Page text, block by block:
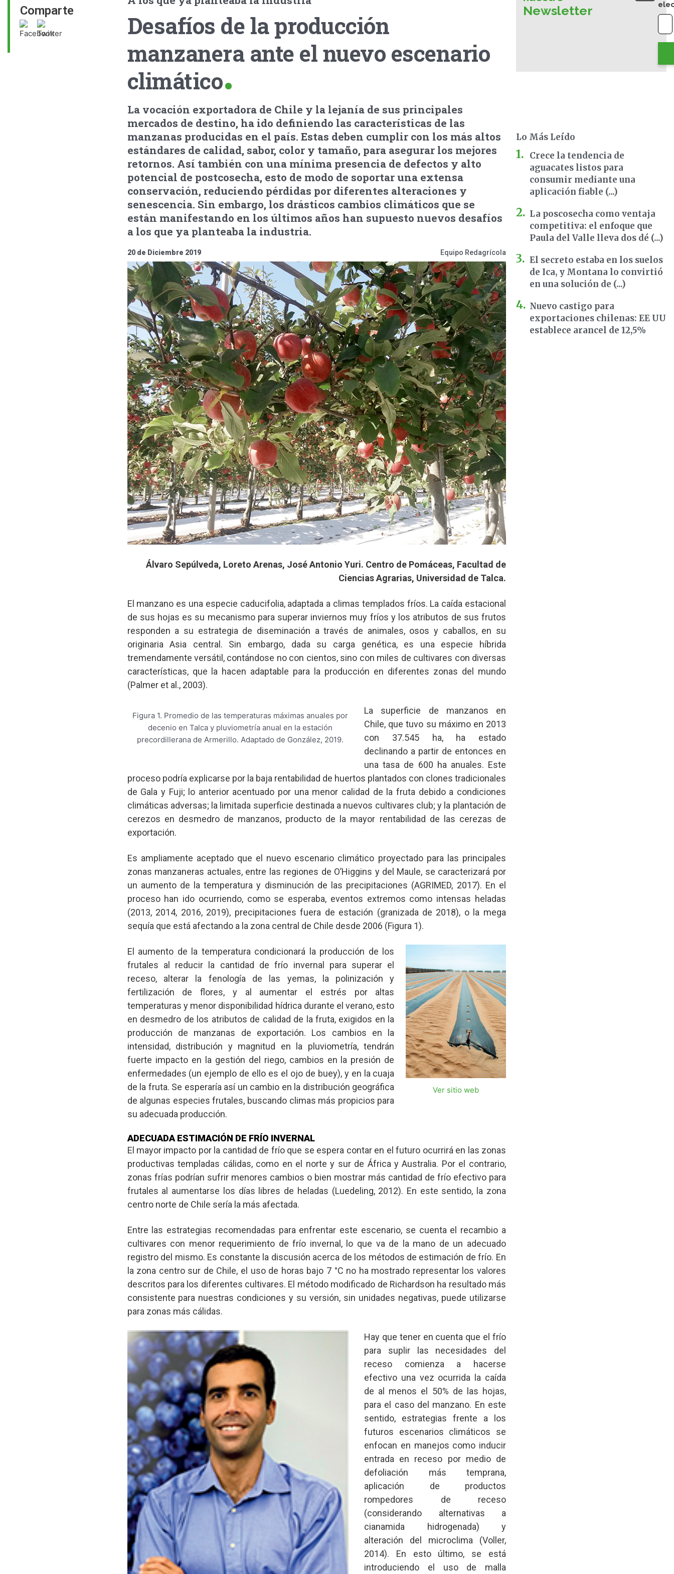
Comparte
Desafíos de la producción
manzanera ante el nuevo escenario
climático
La vocación exportadora de Chile y la lejanía de sus principales
mercados de destino, ha ido definiendo las características de las
manzanas producidas en el país. Estas deben cumplir con los más altos
estándares de calidad, sabor, color y tamaño, para asegurar los mejores
retornos. Así también con una mínima presencia de defectos y alto
potencial de postcosecha, esto de modo de soportar una extensa
conservación, reduciendo pérdidas por diferentes alteraciones y
senescencia. Sin embargo, los drásticos cambios climáticos que se
están manifestando en los últimos años han supuesto nuevos desafíos
a los que ya planteaba la industria.
20 de Diciembre 2019 Equipo Redagrícola
Álvaro Sepúlveda, Loreto Arenas, José Antonio Yuri. Centro de Pomáceas, Facultad de
Ciencias Agrarias, Universidad de Talca.
El manzano es una especie caducifolia, adaptada a climas templados fríos. La caída estacional
de sus hojas es su mecanismo para superar inviernos muy fríos y los atributos de sus frutos
responden a su estrategia de diseminación a través de animales, osos y caballos, en su
originaria Asia central. Sin embargo, dada su carga genética, es una especie híbrida
tremendamente versátil, contándose no con cientos, sino con miles de cultivares con diversas
características, que la hacen adaptable para la producción en diferentes zonas del mundo
(Palmer et al., 2003).
Figura 1. Promedio de las temperaturas máximas anuales por
decenio en Talca y pluviometría anual en la estación
precordillerana de Armerillo. Adaptado de González, 2019.
La superficie de manzanos en
Chile, que tuvo su máximo en 2013
con 37.545 ha, ha estado
declinando a partir de entonces en
una tasa de 600 ha anuales. Este
proceso podría explicarse por la baja rentabilidad de huertos plantados con clones tradicionales
de Gala y Fuji; lo anterior acentuado por una menor calidad de la fruta debido a condiciones
climáticas adversas; la limitada superficie destinada a nuevos cultivares club; y la plantación de
cerezos en desmedro de manzanos, producto de la mayor rentabilidad de las cerezas de
exportación.
Es ampliamente aceptado que el nuevo escenario climático proyectado para las principales
zonas manzaneras actuales, entre las regiones de O’Higgins y del Maule, se caracterizará por
un aumento de la temperatura y disminución de las precipitaciones (AGRIMED, 2017). En el
proceso han ido ocurriendo, como se esperaba, eventos extremos como intensas heladas
(2013, 2014, 2016, 2019), precipitaciones fuera de estación (granizada de 2018), o la mega
sequía que está afectando a la zona central de Chile desde 2006 (Figura 1).
Ver sitio web
El aumento de la temperatura condicionará la producción de los
frutales al reducir la cantidad de frío invernal para superar el
receso, alterar la fenología de las yemas, la polinización y
fertilización de flores, y al aumentar el estrés por altas
temperaturas y menor disponibilidad hídrica durante el verano, esto
en desmedro de los atributos de calidad de la fruta, exigidos en la
producción de manzanas de exportación. Los cambios en la
intensidad, distribución y magnitud en la pluviometría, tendrán
fuerte impacto en la gestión del riego, cambios en la presión de
enfermedades (un ejemplo de ello es el ojo de buey), y en la cuaja
de la fruta. Se esperaría así un cambio en la distribución geográfica
de algunas especies frutales, buscando climas más propicios para
su adecuada producción.
ADECUADA ESTIMACIÓN DE FRÍO INVERNAL
El mayor impacto por la cantidad de frío que se espera contar en el futuro ocurrirá en las zonas
productivas templadas cálidas, como en el norte y sur de África y Australia. Por el contrario,
zonas frías podrían sufrir menores cambios o bien mostrar más cantidad de frío efectivo para
frutales al aumentarse los días libres de heladas (Luedeling, 2012). En este sentido, la zona
centro norte de Chile sería la más afectada.
Entre las estrategias recomendadas para enfrentar este escenario, se cuenta el recambio a
cultivares con menor requerimiento de frío invernal, lo que va de la mano de un adecuado
registro del mismo. Es constante la discusión acerca de los métodos de estimación de frío. En
la zona centro sur de Chile, el uso de horas bajo 7 °C no ha mostrado representar los valores
descritos para los diferentes cultivares. El método modificado de Richardson ha resultado más
consistente para nuestras condiciones y su versión, sin unidades negativas, puede utilizarse
para zonas más cálidas.
Hay que tener en cuenta que el frío
para suplir las necesidades del
receso comienza a hacerse
efectivo una vez ocurrida la caída
de al menos el 50% de las hojas,
para el caso del manzano. En este
sentido, estrategias frente a los
futuros escenarios climáticos se
enfocan en manejos como inducir
entrada en receso por medio de
defoliación más temprana,
aplicación de productos
rompedores de receso
(considerando alternativas a
cianamida hidrogenada) y
alteración del microclima (Voller,
2014). En esto último, se está
introduciendo el uso de malla
Newsletter
Lo Más Leído
Crece la tendencia de
aguacates listos para
consumir mediante una
aplicación fiable (...)
La poscosecha como ventaja
competitiva: el enfoque que
Paula del Valle lleva dos dé (...)
El secreto estaba en los suelos
de Ica, y Montana lo convirtió
en una solución de (...)
Nuevo castigo para
exportaciones chilenas: EE UU
establece arancel de 12,5%